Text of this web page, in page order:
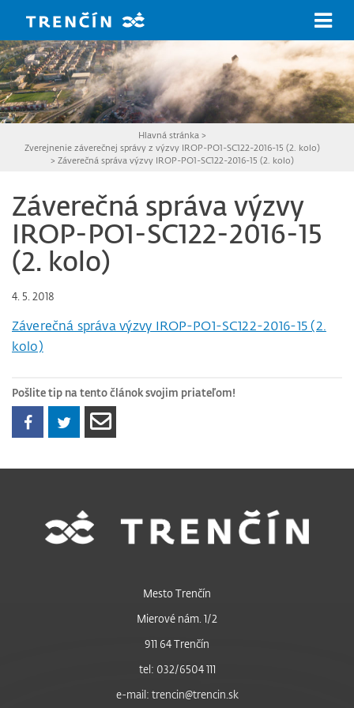
Hlavná stránka >
Zverejnenie záverečnej správy z výzvy IROP-PO1-SC122-2016-15 (2. kolo)
>Záverečná správa výzvy IROP-PO1-SC122-2016-15 (2. kolo)
Záverečná správa výzvy
IROP-PO1-SC122-2016-15
(2. kolo)
4. 5. 2018
Záverečná správa výzvy IROP-PO1-SC122-2016-15 (2.
kolo)
Pošlite tip na tento článok svojim priateľom!
Mesto Trenčín
Mierové nám. 1/2
911 64 Trenčín
tel: 032/6504 111
e-mail: trencin@trencin.sk